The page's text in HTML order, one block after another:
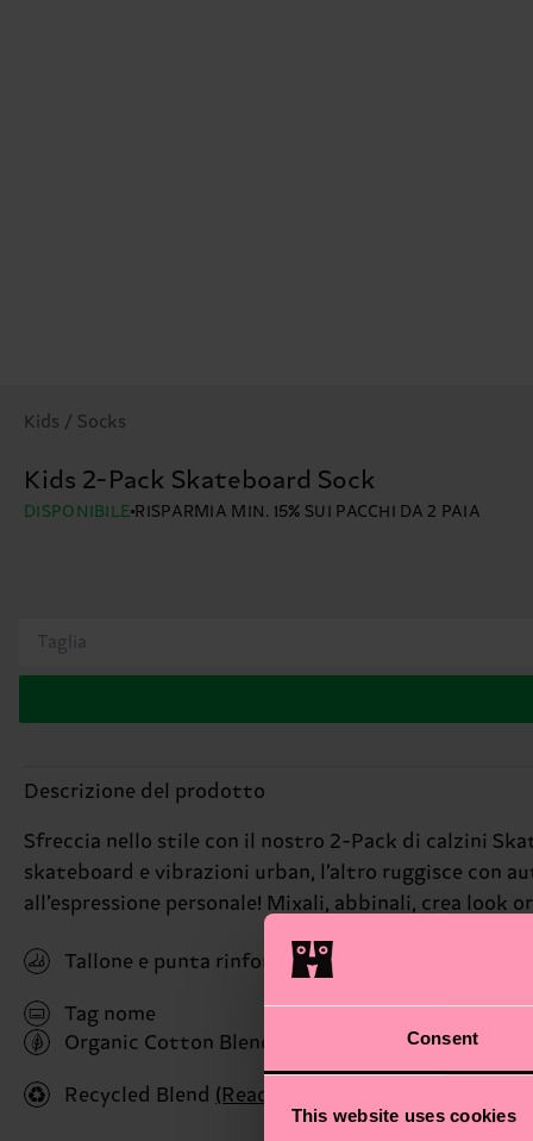
Consent
This website uses cookies
Kids / Socks
Kids 2-Pack Skateboard Sock
DISPONIBILE RISPARMIA MIN. 15% SUI PACCHI DA 2 PAIA
Taglia
Descrizione del prodotto
Sfreccia nello stile con il nostro 2-Pack di calzini
skateboard e vibrazioni urban, l’altro ruggisce con
all’espressione personale! Mixali, abbinali, crea
Tallone e punta rinforzati
Tag nome
Organic Cotton Blend
(Read more here)
Recycled Blend (Read more here)